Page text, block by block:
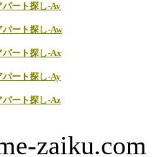
パート探し-Av
ート探し-Aw
パート探し-Ax
パート探し-Ay
パート探し-Az
zaiku.com